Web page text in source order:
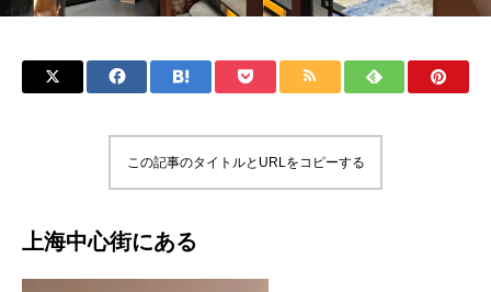
この記事のタイトルとURLをコピーする
上海中心街にある